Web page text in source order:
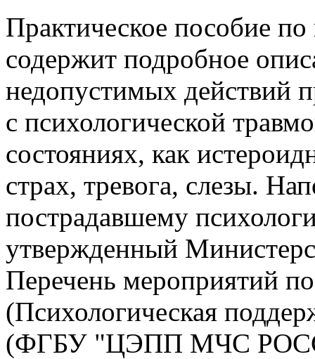
Практическое пособие
содержит подробное
недопустимых действий
с психологической
состояниях, как
страх, тревога, слезы.
пострадавшему
утвержденный
Перечень мероприятий
(Психологическая
(ФГБУ "ЦЭПП МЧС